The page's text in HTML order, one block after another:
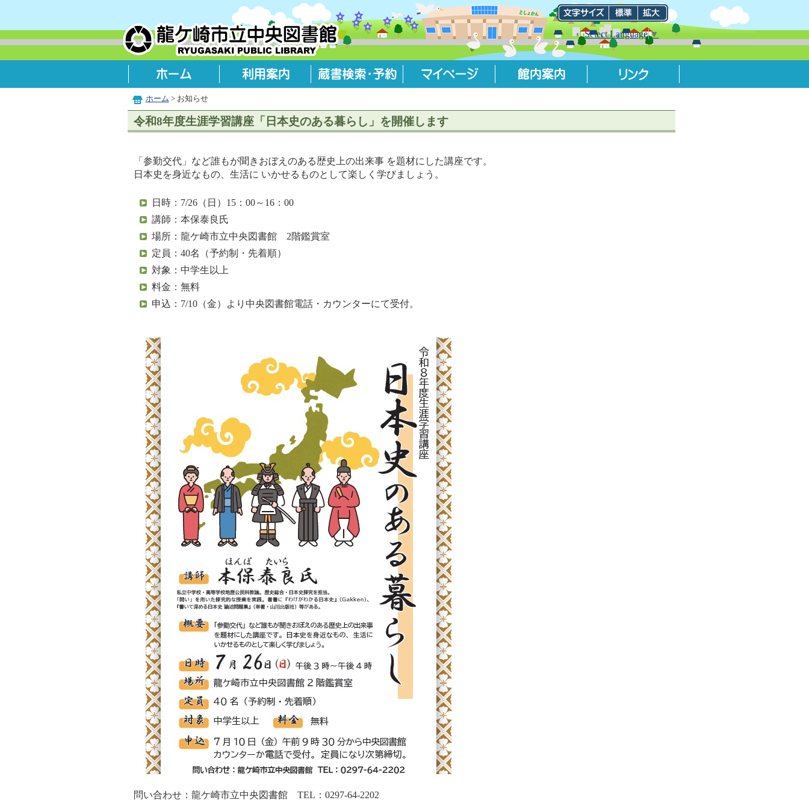
Select Language▼
ホーム > お知らせ
令和8年度生涯学習講座「日本史のある暮らし」を開催します
「参勤交代」など誰もが聞きおぼえのある歴史上の出来事 を題材にした講座です。
日本史を身近なもの、生活に いかせるものとして楽しく学びましょう。
日時：7/26（日）15：00～16：00
講師：本保泰良氏
場所：龍ケ崎市立中央図書館 2階鑑賞室
定員：40名（予約制・先着順）
対象：中学生以上
料金：無料
申込：7/10（金）より中央図書館電話・カウンターにて受付。
問い合わせ：龍ケ崎市立中央図書館 TEL：0297-64-2202